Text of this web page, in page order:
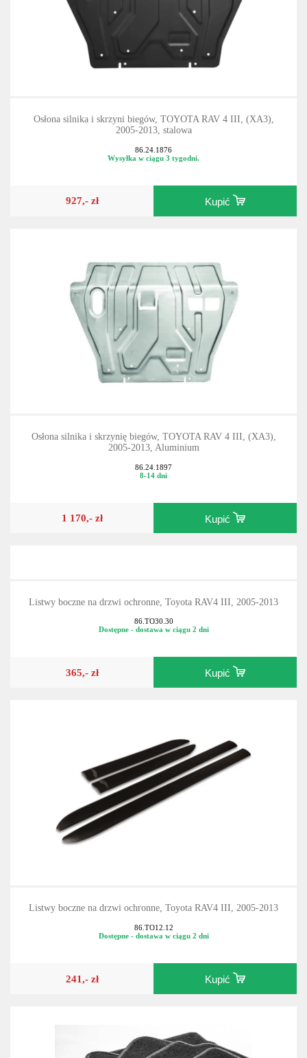
Osłona silnika i skrzyni biegów, TOYOTA RAV 4 III, (XA3),
2005-2013, stalowa
86.24.1876
Wysyłka w ciągu 3 tygodni.
927,- zł Kupić
Osłona silnika i skrzynię biegów, TOYOTA RAV 4 III, (XA3),
2005-2013, Aluminium
86.24.1897
8-14 dni
1 170,- zł Kupić
Listwy boczne na drzwi ochronne, Toyota RAV4 III, 2005-2013
86.TO30.30
Dostępne - dostawa w ciągu 2 dni
365,- zł Kupić
Listwy boczne na drzwi ochronne, Toyota RAV4 III, 2005-2013
86.TO12.12
Dostępne - dostawa w ciągu 2 dni
241,- zł Kupić